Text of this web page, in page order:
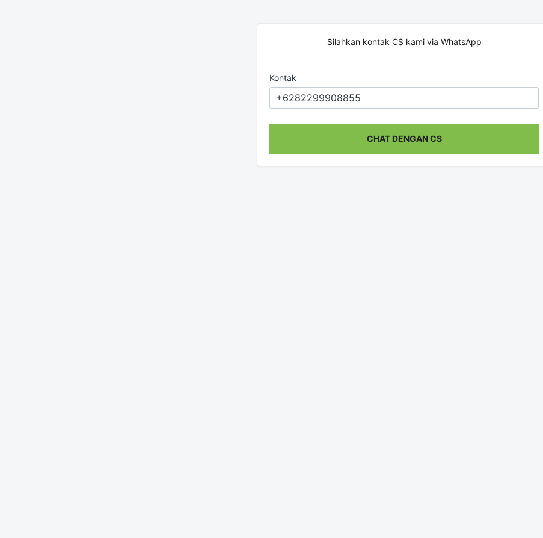
Silahkan kontak CS kami via WhatsApp
Kontak
CHAT DENGAN CS